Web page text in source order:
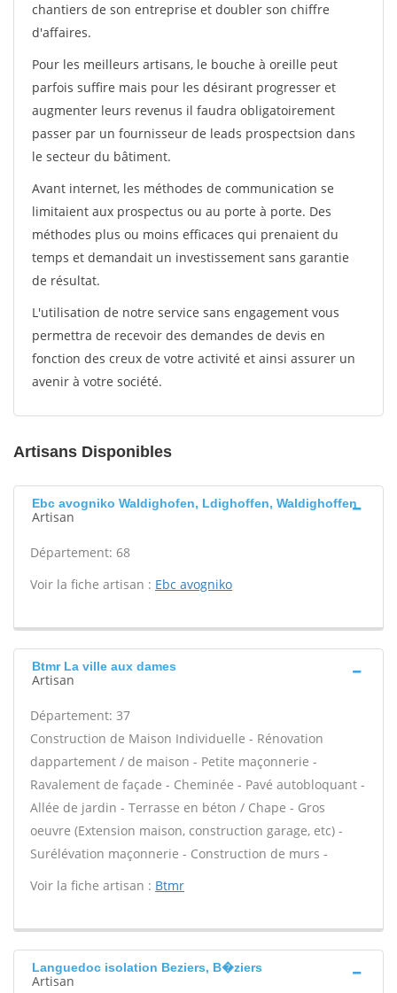
chantiers de son entreprise et doubler son chiffre
d'affaires.
Pour les meilleurs artisans, le bouche à oreille peut
parfois suffire mais pour les désirant progresser et
augmenter leurs revenus il faudra obligatoirement
passer par un fournisseur de leads prospectsion dans
le secteur du bâtiment.
Avant internet, les méthodes de communication se
limitaient aux prospectus ou au porte à porte. Des
méthodes plus ou moins efficaces qui prenaient du
temps et demandait un investissement sans garantie
de résultat.
L'utilisation de notre service sans engagement vous
permettra de recevoir des demandes de devis en
fonction des creux de votre activité et ainsi assurer un
avenir à votre société.
Artisans Disponibles
Ebc avogniko Waldighofen, Ldighoffen, Waldighoffen
Artisan
Département: 68
Voir la fiche artisan : Ebc avogniko
Btmr La ville aux dames
Artisan
Département: 37
Construction de Maison Individuelle - Rénovation
dappartement / de maison - Petite maçonnerie -
Ravalement de façade - Cheminée - Pavé autobloquant -
Allée de jardin - Terrasse en béton / Chape - Gros
oeuvre (Extension maison, construction garage, etc) -
Surélévation maçonnerie - Construction de murs -
Voir la fiche artisan : Btmr
Languedoc isolation Beziers, B�ziers
Artisan